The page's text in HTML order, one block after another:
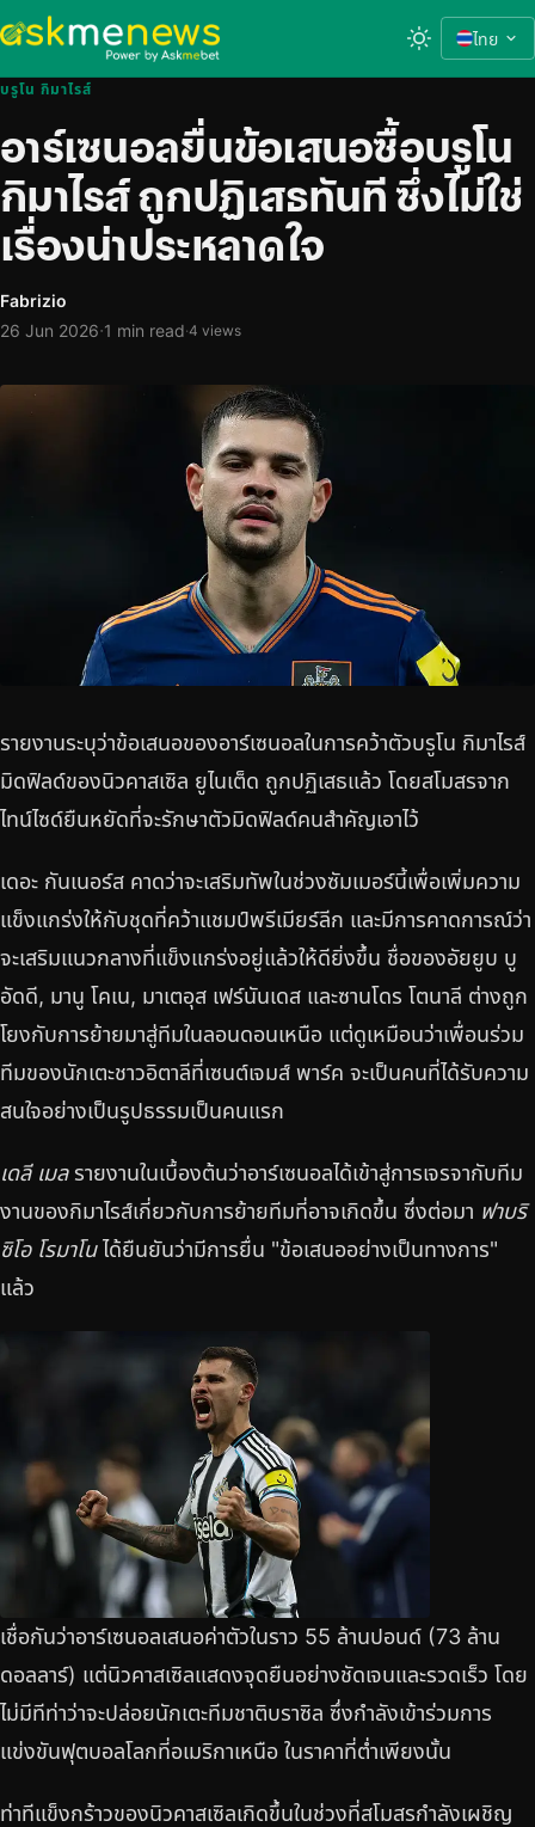
ไทย
บรูโน กิมาไรส์
อาร์เซนอลยื่นข้อเสนอซื้อบรูโน
กิมาไรส์ ถูกปฏิเสธทันที ซึ่งไม่ใช่
เรื่องน่าประหลาดใจ
Fabrizio
26 Jun 2026·1 min read·4 views
รายงานระบุว่าข้อเสนอของอาร์เซนอลในการคว้าตัวบรูโน กิมาไรส์
มิดฟิลด์ของนิวคาสเซิล ยูไนเต็ด ถูกปฏิเสธแล้ว โดยสโมสรจาก
ไทน์ไซด์ยืนหยัดที่จะรักษาตัวมิดฟิลด์คนสำคัญเอาไว้
เดอะ กันเนอร์ส คาดว่าจะเสริมทัพในช่วงซัมเมอร์นี้เพื่อเพิ่มความ
แข็งแกร่งให้กับชุดที่คว้าแชมป์พรีเมียร์ลีก และมีการคาดการณ์ว่า
จะเสริมแนวกลางที่แข็งแกร่งอยู่แล้วให้ดียิ่งขึ้น ชื่อของอัยยูบ บู
อัดดี, มานู โคเน, มาเตอุส เฟร์นันเดส และซานโดร โตนาลี ต่างถูก
โยงกับการย้ายมาสู่ทีมในลอนดอนเหนือ แต่ดูเหมือนว่าเพื่อนร่วม
ทีมของนักเตะชาวอิตาลีที่เซนต์เจมส์ พาร์ค จะเป็นคนที่ได้รับความ
สนใจอย่างเป็นรูปธรรมเป็นคนแรก
เดลี เมลรายงานในเบื้องต้นว่าอาร์เซนอลได้เข้าสู่การเจรจากับทีม
งานของกิมาไรส์เกี่ยวกับการย้ายทีมที่อาจเกิดขึ้น ซึ่งต่อมา ฟาบริ
ซิโอ โรมาโนได้ยืนยันว่ามีการยื่น "ข้อเสนออย่างเป็นทางการ"
แล้ว
เชื่อกันว่าอาร์เซนอลเสนอค่าตัวในราว 55 ล้านปอนด์ (73 ล้าน
ดอลลาร์) แต่นิวคาสเซิลแสดงจุดยืนอย่างชัดเจนและรวดเร็ว โดย
ไม่มีทีท่าว่าจะปล่อยนักเตะทีมชาติบราซิล ซึ่งกำลังเข้าร่วมการ
แข่งขันฟุตบอลโลกที่อเมริกาเหนือ ในราคาที่ต่ำเพียงนั้น
ท่าทีแข็งกร้าวของนิวคาสเซิลเกิดขึ้นในช่วงที่สโมสรกำลังเผชิญ